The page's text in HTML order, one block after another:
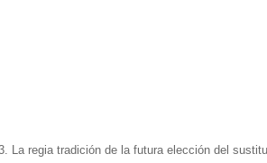
regia tradición de la futura elección del